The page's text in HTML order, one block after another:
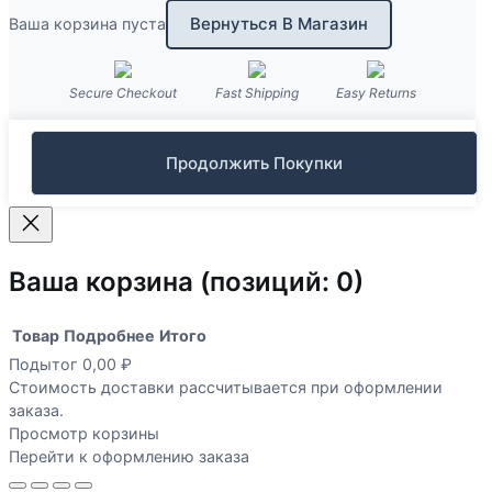
Ваша корзина пуста Вернуться В Магазин
Secure Checkout Fast Shipping Easy Returns
Продолжить Покупки
Ваша корзина (позиций: 0)
Товары
в
корзине
Товар Подробнее Итого
Подытог 0,00 ₽
Стоимость доставки рассчитывается при оформлении
заказа.
Просмотр корзины
Перейти к оформлению заказа